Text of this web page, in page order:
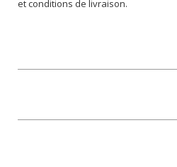
et conditions de livraison.